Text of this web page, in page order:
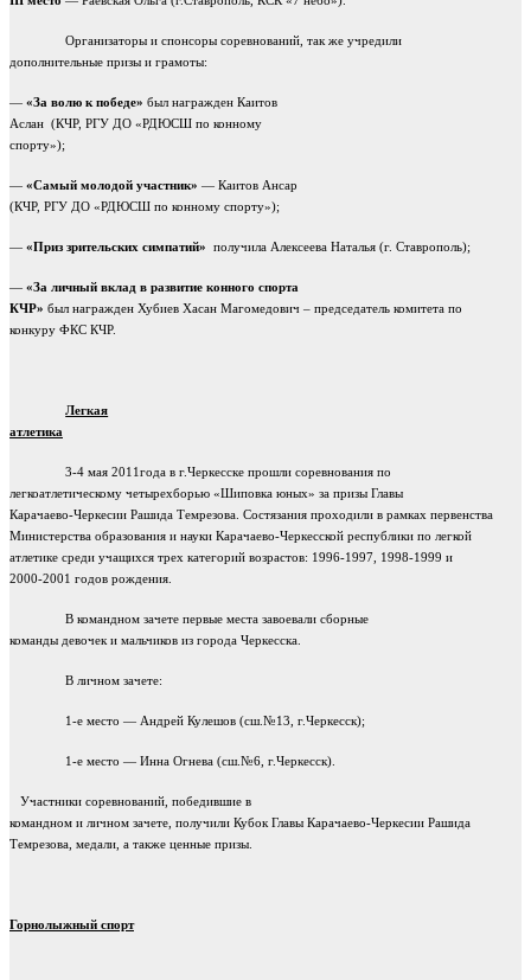
Организаторы и спонсоры соревнований, так же учредили
дополнительные призы и грамоты:
— «За волю к победе» был награжден Каитов
Аслан (КЧР, РГУ ДО «РДЮСШ по конному
спорту»);
— «Самый молодой участник» — Каитов Ансар
(КЧР, РГУ ДО «РДЮСШ по конному спорту»);
— «Приз зрительских симпатий» получила Алексеева Наталья (г. Ставрополь);
— «За личный вклад в развитие конного спорта
КЧР» был награжден Хубиев Хасан Магомедович – председатель комитета по
конкуру ФКС КЧР.
Легкая
атлетика
3-4 мая 2011года в г.Черкесске прошли соревнования по
легкоатлетическому четырехборью «Шиповка юных» за призы Главы
Карачаево-Черкесии Рашида Темрезова. Состязания проходили в рамках первенства
Министерства образования и науки Карачаево-Черкесской республики по легкой
атлетике среди учащихся трех категорий возрастов: 1996-1997, 1998-1999 и
2000-2001 годов рождения.
В командном зачете первые места завоевали сборные
команды девочек и мальчиков из города Черкесска.
В личном зачете:
1-е место — Андрей Кулешов (сш.№13, г.Черкесск);
1-е место — Инна Огнева (сш.№6, г.Черкесск).
Участники соревнований, победившие в
командном и личном зачете, получили Кубок Главы Карачаево-Черкесии Рашида
Темрезова, медали, а также ценные призы.
Горнолыжный спорт